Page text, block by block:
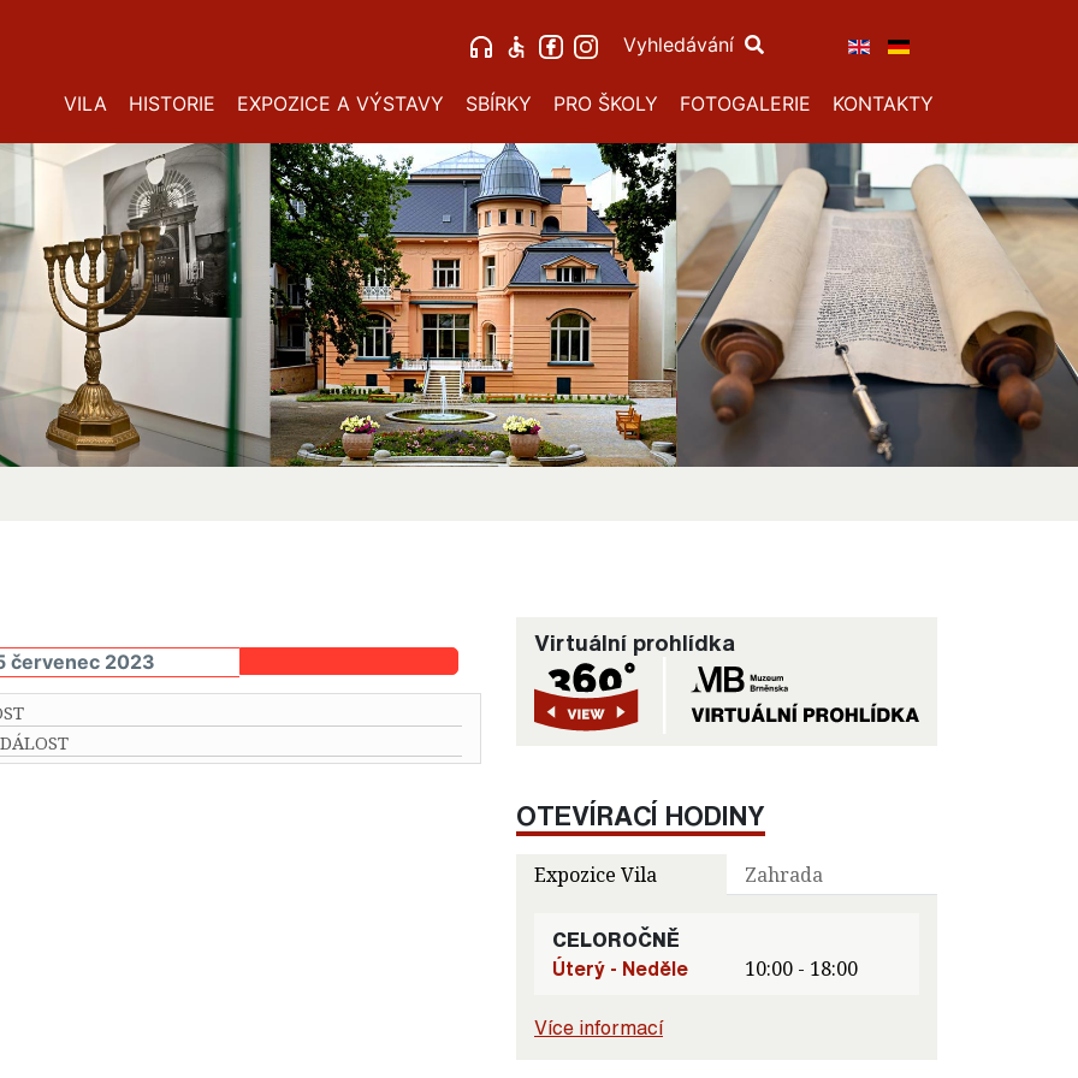
Vyhledávání
VILA HISTORIE EXPOZICE A VÝSTAVY SBÍRKY PRO ŠKOLY FOTOGALERIE KONTAKTY
červenec 2023
Virtuální prohlídka
OTEVÍRACÍ HODINY
Expozice Vila Zahrada
CELOROČNĚ
Úterý - Neděle
10:00 - 18:00
Více informací